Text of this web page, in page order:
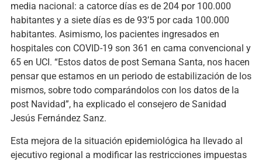
media nacional: a catorce días es de 204 por 100.000
habitantes y a siete días es de 93’5 por cada 100.000
habitantes. Asimismo, los pacientes ingresados en
hospitales con COVID-19 son 361 en cama convencional y
65 en UCI. “Estos datos de post Semana Santa, nos hacen
pensar que estamos en un periodo de estabilización de los
mismos, sobre todo comparándolos con los datos de la
post Navidad”, ha explicado el consejero de Sanidad
Jesús Fernández Sanz.
Esta mejora de la situación epidemiológica ha llevado al
ejecutivo regional a modificar las restricciones impuestas